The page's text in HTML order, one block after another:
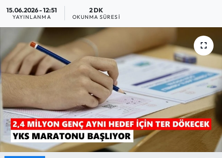
15.06.2026 - 12:51
YAYINLANMA
2 DK
OKUNMA SÜRESI
SİYASET
SPOR
TARIM
YAŞAM
RESMİ İLANLAR